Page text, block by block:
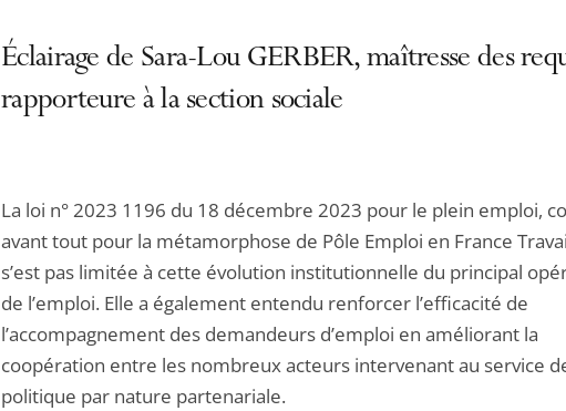
Éclairage de Sara-Lou GERBER, maîtresse des
rapporteure à la section sociale
La loi n° 2023 1196 du 18 décembre 2023 pour le plein emploi,
avant tout pour la métamorphose de Pôle Emploi en France
s’est pas limitée à cette évolution institutionnelle du principal
de l’emploi. Elle a également entendu renforcer l’efficacité de
l’accompagnement des demandeurs d’emploi en améliorant la
coopération entre les nombreux acteurs intervenant au service
politique par nature partenariale.